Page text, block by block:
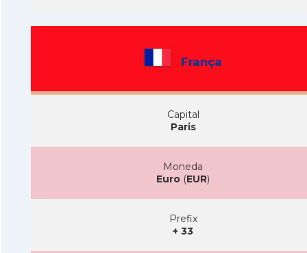
França
Capital
Paris
Moneda
Euro (EUR)
Prefix
+ 33